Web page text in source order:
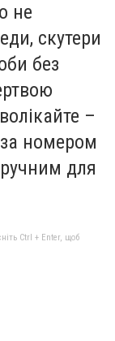
не
скутери
без
–
номером
для
Ctrl + Enter, щоб